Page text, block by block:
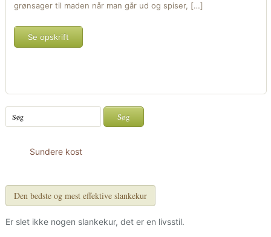
grønsager til maden når man går ud og spiser, […]
Se opskrift
Sundere kost
Den bedste og mest effektive slankekur
Er slet ikke nogen slankekur, det er en livsstil.